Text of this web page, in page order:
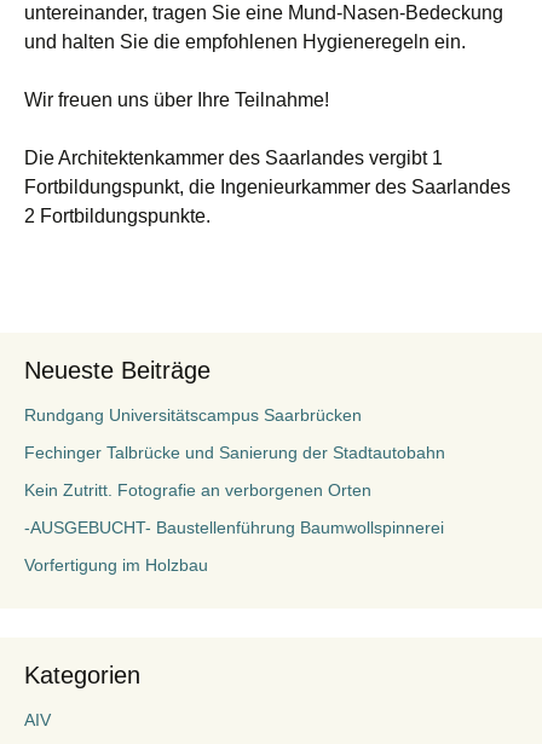
untereinander, tragen Sie eine Mund-Nasen-Bedeckung
und halten Sie die empfohlenen Hygieneregeln ein.
Wir freuen uns über Ihre Teilnahme!
Die Architektenkammer des Saarlandes vergibt 1
Fortbildungspunkt, die Ingenieurkammer des Saarlandes
2 Fortbildungspunkte.
Neueste Beiträge
Rundgang Universitätscampus Saarbrücken
Fechinger Talbrücke und Sanierung der Stadtautobahn
Kein Zutritt. Fotografie an verborgenen Orten
-AUSGEBUCHT- Baustellenführung Baumwollspinnerei
Vorfertigung im Holzbau
Kategorien
AIV